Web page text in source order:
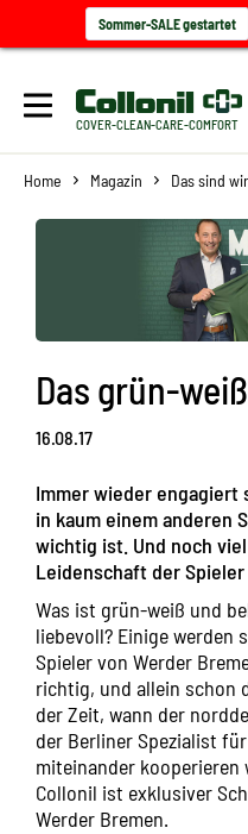
Sommer-SALE gestartet
COVER-CLEAN-CARE-COMFORT
Home Magazin Das sind wir
Das grün-
16.08.17
Immer wieder engagiert
in kaum einem anderen
wichtig ist. Und noch
Leidenschaft der
Was ist grün-weiß und
liebevoll? Einige werden
Spieler von Werder
richtig, und allein schon
der Zeit, wann der
der Berliner Spezialist
miteinander
Collonil ist exklusiver
Werder Bremen.